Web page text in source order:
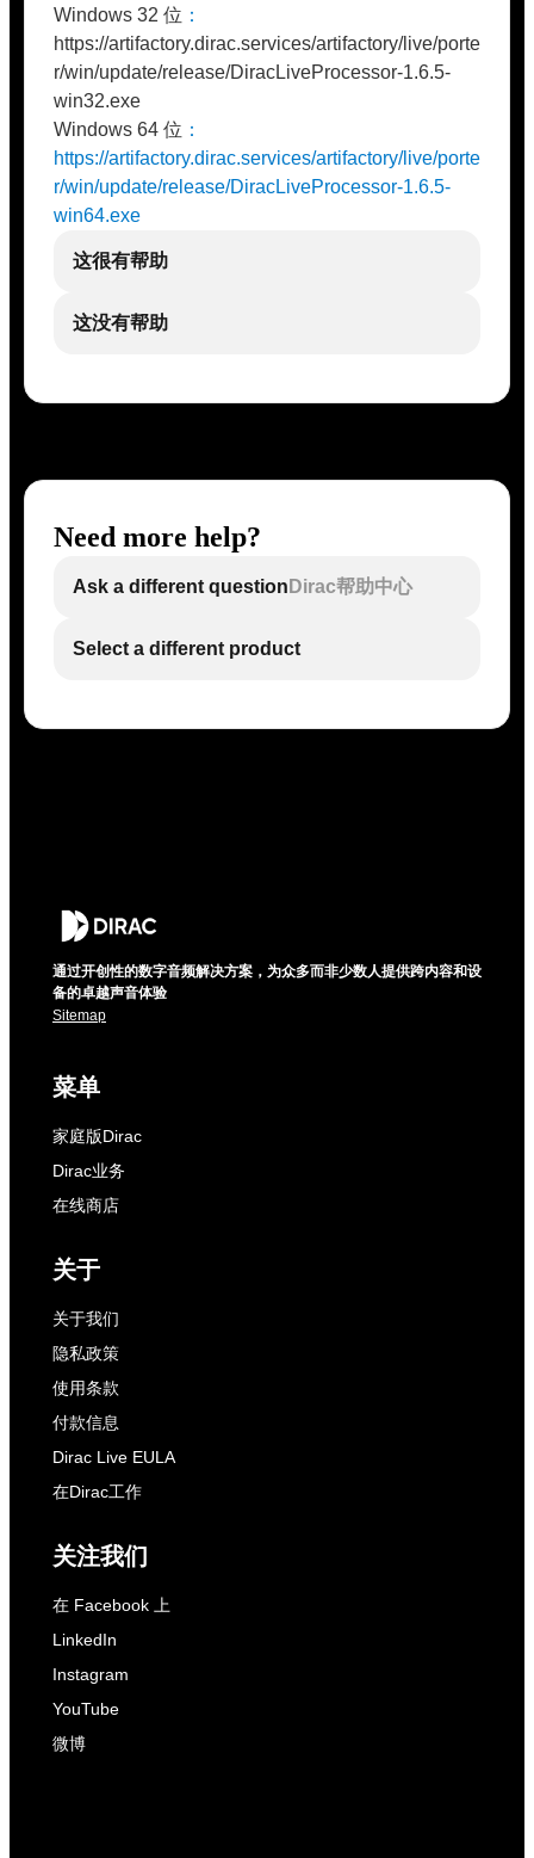
Windows 32 位 ：
https://artifactory.dirac.services/artifactory/live/porte
r/win/update/release/DiracLiveProcessor-1.6.5-
win32.exe
Windows 64 位 ：
https://artifactory.dirac.services/artifactory/live/porte
r/win/update/release/DiracLiveProcessor-1.6.5-
win64.exe
这很有帮助
这没有帮助
Need more help?
Ask a different question Dirac帮助中心
Select a different product
通过开创性的数字音频解决方案，为众多而非少数人提供跨内容和设
备的卓越声音体验
Sitemap
菜单
家庭版Dirac
Dirac业务
在线商店
关于
关于我们
隐私政策
使用条款
付款信息
Dirac Live EULA
在Dirac工作
关注我们
在 Facebook 上
LinkedIn
Instagram
YouTube
微博